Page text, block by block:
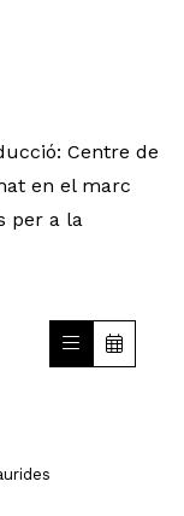
Centre de
en el marc
per a la